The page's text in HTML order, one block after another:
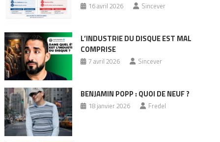
16 avril 2026 Sincever
L’INDUSTRIE DU DISQUE EST MAL
COMPRISE
7 avril 2026 Sincever
BENJAMIN POPP : QUOI DE NEUF ?
18 janvier 2026 Fredel